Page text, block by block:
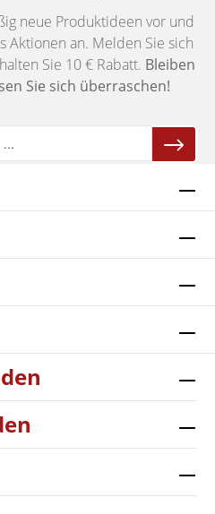
neue Produktideen vor und
an. Melden Sie sich
Sie 10 € Rabatt. Bleiben
Sie sich überraschen!